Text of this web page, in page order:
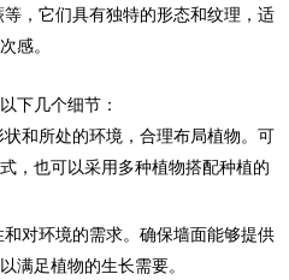
等，它们具有独特的形态和纹理，适
感。
下几个细节：
状和所处的环境，合理布局植物。可
，也可以采用多种植物搭配种植的
和对环境的需求。确保墙面能够提供
满足植物的生长需要。